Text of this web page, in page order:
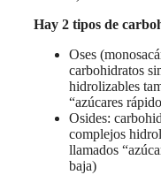
Hay 2 tipos de
Oses
carbohidratos
hidrolizables
“azúcares
Osides:
complejos
llamados
baja)